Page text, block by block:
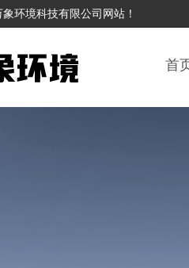
环境科技有限公司网站！
首